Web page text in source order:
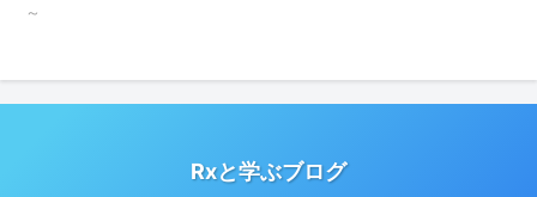
～
Rxと学ぶブログ